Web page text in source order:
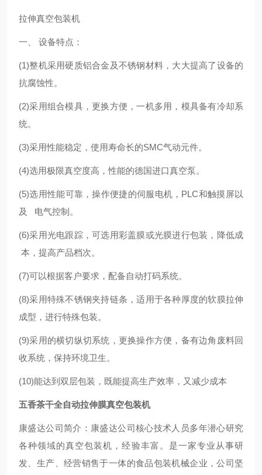
拉伸真空包装机
一、 设备特点：
(1)整机采用硬质铝合金及不锈钢材料，大大提高了设备的
抗腐蚀性。
(2)采用组合模具，更换方便，一机多用，模具备有冷却系
统。
(3)采用性能稳定，使用寿命长的SMC气动元件。
(4)选用极限真空度高，性能的德国进口真空泵。
(5)选用性能可靠，操作便捷的伺服电机，PLC和触摸屏以
及 电气控制。
(6)采用光电跟踪，可选用彩盖膜或光膜进行包装，降低成
本，提高产品档次。
(7)可以根据客户要求，配备自动打码系统。
(8)采用特殊不锈钢夹持链条，适用于各种厚度的软膜拉伸
成型，进行特殊包装。
(9)采用的横切纵切系统，更换操作方便，备有边角废料回
收系统，保持环境卫生。
(10)能达到双层包装，既能提高生产效率，又减少成本
五香茶干全自动拉伸膜真空包装机
康盛达公司简介：康盛达公司核心技术人员多年潜心研究
各种领域的真空包装机，经验丰富。是一家专业从事研
发、生产、经营销售于一体的食品包装机械企业，公司坚